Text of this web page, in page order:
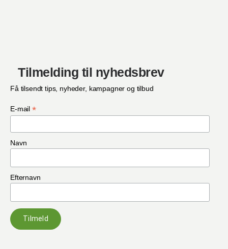
Tilmelding til nyhedsbrev
Få tilsendt tips, nyheder, kampagner og tilbud
E-mail *
Navn
Efternavn
Tilmeld